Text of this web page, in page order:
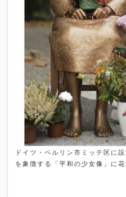
ドイツ・ベルリン市ミッテ区に
を象徴する「平和の少女像」に